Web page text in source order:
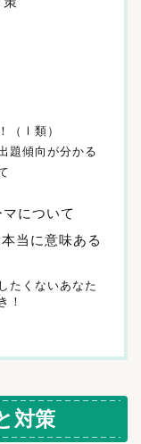
（Ⅰ類）
題傾向が分かる
について
当に意味ある
たくないあなた
！
対策